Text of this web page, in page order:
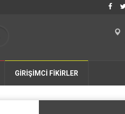
GİRİŞİMCİ FİKİRLER